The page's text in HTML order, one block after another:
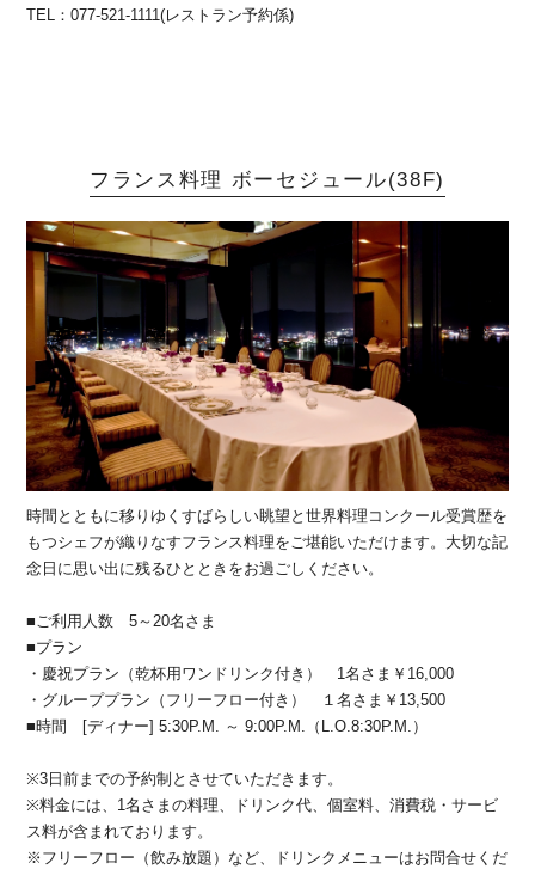
TEL：077-521-1111(レストラン予約係)
フランス料理 ボーセジュール(38F)
時間とともに移りゆくすばらしい眺望と世界料理コンクール受賞歴を
もつシェフが織りなすフランス料理をご堪能いただけます。大切な記
念日に思い出に残るひとときをお過ごしください。
■ご利用人数 5～20名さま
■プラン
・慶祝プラン（乾杯用ワンドリンク付き） 1名さま￥16,000
・グループプラン（フリーフロー付き） １名さま￥13,500
■時間 [ディナー] 5:30P.M. ～ 9:00P.M.（L.O.8:30P.M.）
※3日前までの予約制とさせていただきます。
※料金には、1名さまの料理、ドリンク代、個室料、消費税・サービ
ス料が含まれております。
※フリーフロー（飲み放題）など、ドリンクメニューはお問合せくだ